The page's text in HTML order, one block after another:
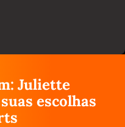
Juliette
escolhas